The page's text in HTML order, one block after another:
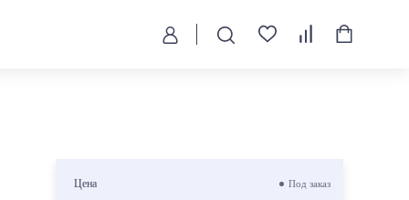
Цена Под заказ